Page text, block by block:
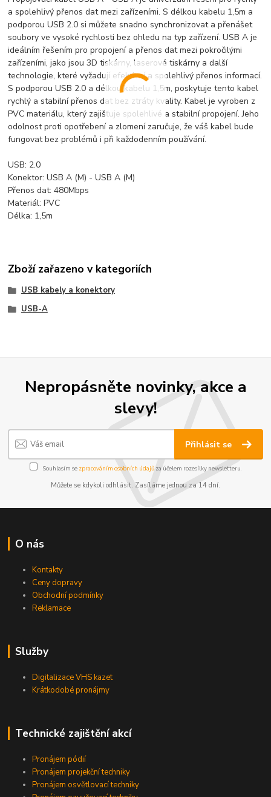
a spolehlivý přenos dat mezi zařízeními. S délkou kabelu 1,5m a
podporou USB 2.0 si můžete snadno synchronizovat a přenášet
soubory ve vysoké rychlosti bez ohledu na typ zařízení. USB A je
ideálním řešením pro propojení a přenos dat mezi pokročilými
zařízeními, jako jsou 3D tiskárny, laserové tiskárny a další
technologie, které vyžadují efektivní a spolehlivý přenos informací.
S podporou USB 2.0 a délkou kabelu 1,5m, poskytuje tento kabel
rychlý a stabilní přenos dat bez ztráty kvality. Kabel je vyroben z
PVC materiálu, který zajišťuje spolehlivé a stabilní propojení. Jeho
odolnost proti opotřebení a zlomení zaručuje, že váš kabel bude
fungovat bez problémů i při každodenním používání.
USB: 2.0
Konektor: USB A (M) - USB A (M)
Přenos dat: 480Mbps
Materiál: PVC
Délka: 1,5m
Zboží zařazeno v kategoriích
USB kabely a konektory
USB-A
Nepropásněte novinky, akce a
slevy!
Přihlásit se
Souhlasím se zpracováním osobních údajůza účelem rozesílky newsletteru.
Můžete se kdykoli odhlásit. Zasíláme jednou za 14 dní.
O nás
Kontakty
Ceny dopravy
Obchodní podmínky
Reklamace
Služby
Digitalizace VHS kazet
Krátkodobé pronájmy
Technické zajištění akcí
Pronájem pódií
Pronájem projekční techniky
Pronájem osvětlovací techniky